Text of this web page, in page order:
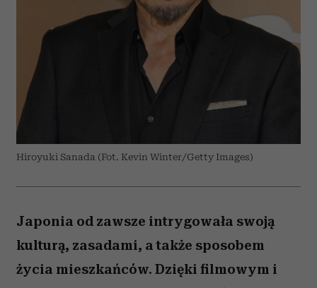
Hiroyuki Sanada (Fot. Kevin Winter/Getty Images)
Japonia od zawsze intrygowała swoją
kulturą, zasadami, a także sposobem
życia mieszkańców. Dzięki filmowym i